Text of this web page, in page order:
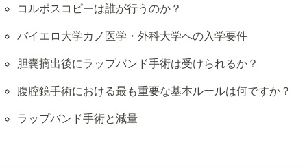
コルポスコピーは誰が行うのか？
バイエロ大学カノ医学・外科大学への入学要件
胆嚢摘出後にラップバンド手術は受けられるか？
腹腔鏡手術における最も重要な基本ルールは何ですか？
ラップバンド手術と減量